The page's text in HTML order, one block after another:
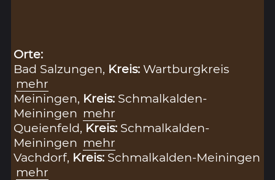
Orte:
Bad Salzungen, Kreis:Wartburgkreis
mehr
Meiningen, Kreis: Schmalkalden-
Meiningen mehr
Queienfeld, Kreis: Schmalkalden-
Meiningen mehr
Vachdorf, Kreis: Schmalkalden-Meiningen
mehr